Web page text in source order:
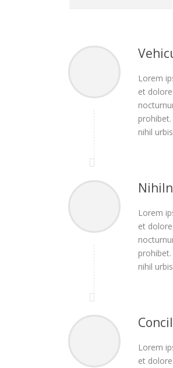
Lorem
et
nihil
Lorem
et
nihil
Lorem
et